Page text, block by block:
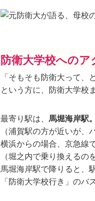
防衛大学校へのア
「そもそも防衛大って、
という方に、防衛大学校
最寄り駅は、 馬堀海岸駅。
（浦賀駅の方が近いが、
横浜からの場合、京急線
（堀之内で乗り換えるの
馬堀海岸駅で降りると、
「防衛大学校行き」のバ